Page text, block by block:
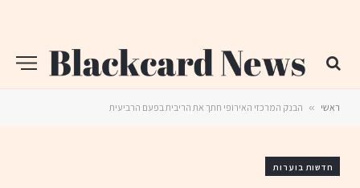
ראשי » הבנק המרכזי האירופי חתך את הריבית בפעם הרביעית
חדשות בוערות